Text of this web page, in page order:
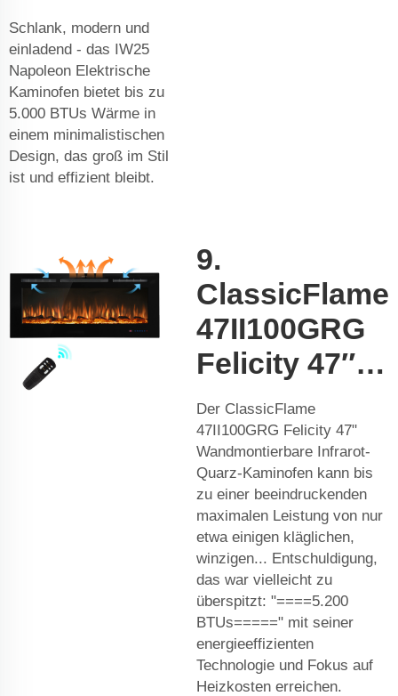
Schlank, modern und
einladend - das IW25
Napoleon Elektrische
Kaminofen bietet bis zu
5.000 BTUs Wärme in
einem minimalistischen
Design, das groß im Stil
ist und effizient bleibt.
9.
ClassicFlame
47II100GRG
Felicity 47″…
Der ClassicFlame
47II100GRG Felicity 47"
Wandmontierbare Infrarot-
Quarz-Kaminofen kann bis
zu einer beeindruckenden
maximalen Leistung von nur
etwa einigen kläglichen,
winzigen... Entschuldigung,
das war vielleicht zu
überspitzt: "====5.200
BTUs=====" mit seiner
energieeffizienten
Technologie und Fokus auf
Heizkosten erreichen.